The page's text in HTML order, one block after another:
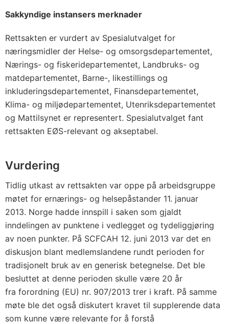
Sakkyndige instansers merknader
Rettsakten er vurdert av Spesialutvalget for
næringsmidler der Helse- og omsorgsdepartementet,
Nærings- og fiskeridepartementet, Landbruks- og
matdepartementet, Barne-, likestillings og
inkluderingsdepartementet, Finansdepartementet,
Klima- og miljødepartementet, Utenriksdepartementet
og Mattilsynet er representert. Spesialutvalget fant
rettsakten EØS-relevant og akseptabel.
Vurdering
Tidlig utkast av rettsakten var oppe på arbeidsgruppe
møtet for ernærings- og helsepåstander 11. januar
2013. Norge hadde innspill i saken som gjaldt
inndelingen av punktene i vedlegget og tydeliggjøring
av noen punkter. På SCFCAH 12. juni 2013 var det en
diskusjon blant medlemslandene rundt perioden for
tradisjonelt bruk av en generisk betegnelse. Det ble
besluttet at denne perioden skulle være 20 år
fra forordning (EU) nr. 907/2013 trer i kraft. På samme
møte ble det også diskutert kravet til supplerende data
som kunne være relevante for å forstå